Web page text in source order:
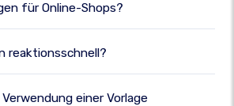
für Online-Shops?
reaktionsschnell?
einer Vorlage